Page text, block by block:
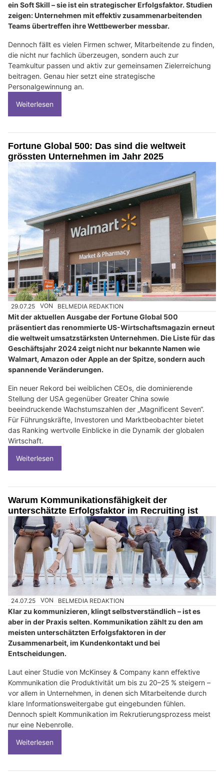
ein Soft Skill – sie ist ein strategischer Erfolgsfaktor. Studien
zeigen: Unternehmen mit effektiv zusammenarbeitenden
Teams übertreffen ihre Wettbewerber messbar.
Dennoch fällt es vielen Firmen schwer, Mitarbeitende zu finden,
die nicht nur fachlich überzeugen, sondern auch zur
Teamkultur passen und aktiv zur gemeinsamen Zielerreichung
beitragen. Genau hier setzt eine strategische
Personalgewinnung an.
Weiterlesen
Fortune Global 500: Das sind die weltweit
grössten Unternehmen im Jahr 2025
29.07.25 VON BELMEDIA REDAKTION
Mit der aktuellen Ausgabe der Fortune Global 500
präsentiert das renommierte US-Wirtschaftsmagazin erneut
die weltweit umsatzstärksten Unternehmen. Die Liste für das
Geschäftsjahr 2024 zeigt nicht nur bekannte Namen wie
Walmart, Amazon oder Apple an der Spitze, sondern auch
spannende Veränderungen.
Ein neuer Rekord bei weiblichen CEOs, die dominierende
Stellung der USA gegenüber Greater China sowie
beeindruckende Wachstumszahlen der „Magnificent Seven“.
Für Führungskräfte, Investoren und Marktbeobachter bietet
das Ranking wertvolle Einblicke in die Dynamik der globalen
Wirtschaft.
Weiterlesen
Warum Kommunikationsfähigkeit der
unterschätzte Erfolgsfaktor im Recruiting ist
24.07.25 VON BELMEDIA REDAKTION
Klar zu kommunizieren, klingt selbstverständlich – ist es
aber in der Praxis selten. Kommunikation zählt zu den am
meisten unterschätzten Erfolgsfaktoren in der
Zusammenarbeit, im Kundenkontakt und bei
Entscheidungen.
Laut einer Studie von McKinsey & Company kann effektive
Kommunikation die Produktivität um bis zu 20–25 % steigern –
vor allem in Unternehmen, in denen sich Mitarbeitende durch
klare Informationsweitergabe gut eingebunden fühlen.
Dennoch spielt Kommunikation im Rekrutierungsprozess meist
nur eine Nebenrolle.
Weiterlesen